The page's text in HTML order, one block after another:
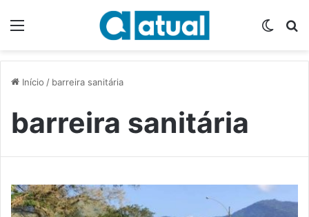
Início / barreira sanitária
barreira sanitária